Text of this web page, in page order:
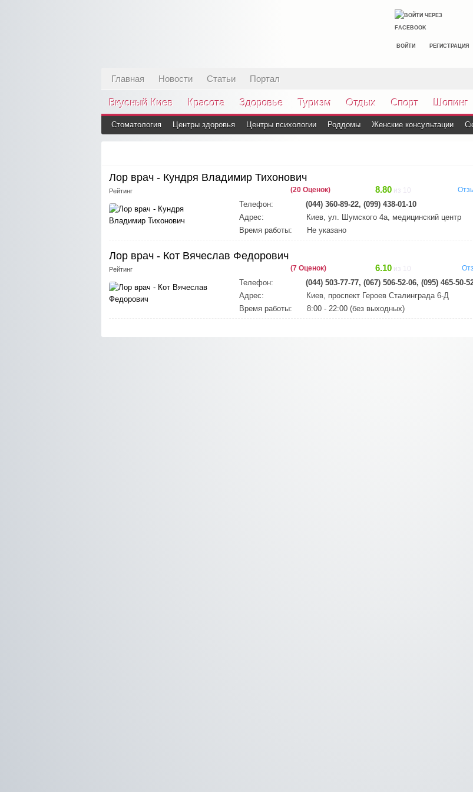
ВОЙТИ РЕГИСТРАЦИЯ
Главная Новости Статьи Портал
Вкусный Киев Красота Здоровье Туризм Отдых Спорт Шопинг
Стоматология Центры здоровья Центры психологии Роддомы Женские консультации
Лор врач - Кундря Владимир Тихонович
8.80из 10
Рейтинг (20 Оценок)
Телефон:
(044) 360-89-22, (099) 438-01-10
Адрес:
Киев, ул. Шумского 4а, медицинский центр
Время работы:
Не указано
Лор врач - Кот Вячеслав Федорович
6.10из 10
Рейтинг (7 Оценок)
Телефон:
(044) 503-77-77, (067) 506-52-06, (095) 465-50-
Адрес:
Киев, проспект Героев Сталинграда 6-Д
Время работы:
8:00 - 22:00 (без выходных)